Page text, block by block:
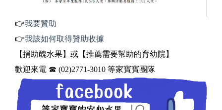
👉我要贊助
👉我該如何取得贊助收據
【捐助醜水果】或【推薦需要幫助的育幼院】
歡迎來電 ☎ (02)2771-3010 等家寶寶團隊